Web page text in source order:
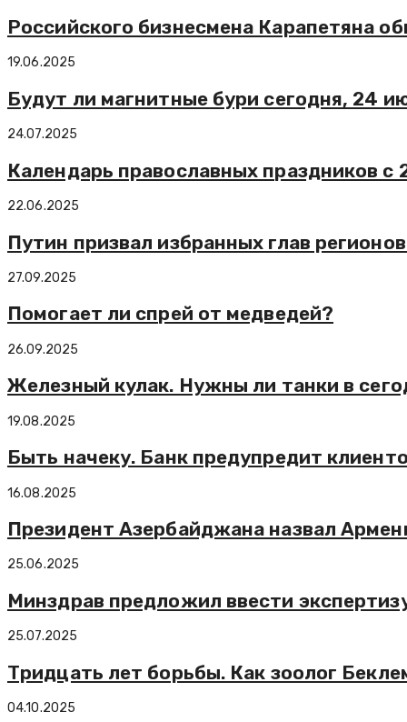
Российского бизнесмена Карапетяна
19.06.2025
Будут ли магнитные бури сегодня, 24
24.07.2025
Календарь православных праздников
22.06.2025
Путин призвал избранных глав
27.09.2025
Помогает ли спрей от медведей?
26.09.2025
Железный кулак. Нужны ли танки в
19.08.2025
Быть начеку. Банк предупредит
16.08.2025
Президент Азербайджана назвал
25.06.2025
Минздрав предложил ввести
25.07.2025
Тридцать лет борьбы. Как зоолог
04.10.2025